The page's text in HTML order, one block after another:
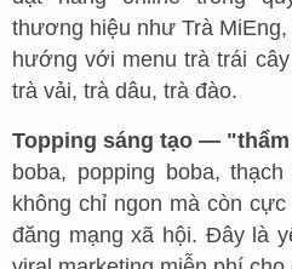
thương hiệu như Trà
hướng với menu trà trái
trà vải, trà dâu, trà đào.
Topping sáng tạo —
boba, popping boba,
không chỉ ngon mà còn
đăng mạng xã hội. Đây là